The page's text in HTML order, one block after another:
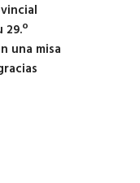
29.º
una misa